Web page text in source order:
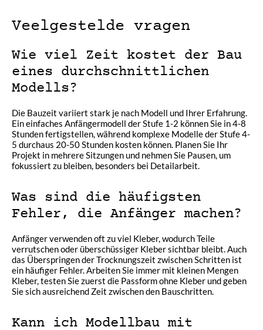
Veelgestelde vragen
Wie viel Zeit kostet der Bau
eines durchschnittlichen
Modells?
Die Bauzeit variiert stark je nach Modell und Ihrer Erfahrung.
Ein einfaches Anfängermodell der Stufe 1-2 können Sie in 4-8
Stunden fertigstellen, während komplexe Modelle der Stufe 4-
5 durchaus 20-50 Stunden kosten können. Planen Sie Ihr
Projekt in mehrere Sitzungen und nehmen Sie Pausen, um
fokussiert zu bleiben, besonders bei Detailarbeit.
Was sind die häufigsten
Fehler, die Anfänger machen?
Anfänger verwenden oft zu viel Kleber, wodurch Teile
verrutschen oder überschüssiger Kleber sichtbar bleibt. Auch
das Überspringen der Trocknungszeit zwischen Schritten ist
ein häufiger Fehler. Arbeiten Sie immer mit kleinen Mengen
Kleber, testen Sie zuerst die Passform ohne Kleber und geben
Sie sich ausreichend Zeit zwischen den Bauschritten.
Kann ich Modellbau mit